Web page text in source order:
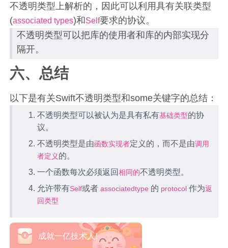
不透明类型上解析的，因此可以利用具有关联类型
(associated types)和Self要求的协议。
不透明类型可以把库的使用者和库的内部实现分
隔开。
六、总结
以下是有关Swift不透明类型和some关键字的总结：
不透明类型可以被认为是具有私有基础类型的协
议。
不透明类型是由函数实现者定义的，而不是由调用
者定义的。
一个函数每次必须返回相同的不透明类型。
允许带有Self或者associatedtype 的 protocol 作为返
回类型
成就一亿技术人!